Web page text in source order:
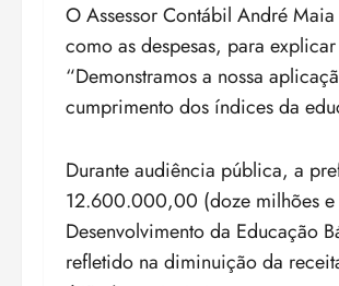
O Assessor Contábil André
como as despesas, para
“Demonstramos a nossa
cumprimento dos índices da
Durante audiência pública, a
12.600.000,00 (doze milhões e
Desenvolvimento da Educação
refletido na diminuição da